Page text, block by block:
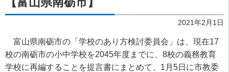
2021年2月1日
富山県南砺市の「学校のあり方検討委員会」は、現在17
校の南砺市の小中学校を2045年度までに、8校の義務教育
学校に再編することを提言書にまとめて、1月5日に市教委